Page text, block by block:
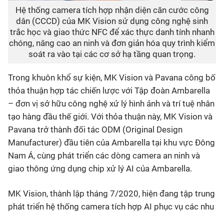
Hệ thống camera tích hợp nhận diện căn cước công
dân (CCCD) của MK Vision sử dụng công nghệ sinh
trắc học và giao thức NFC để xác thực danh tính nhanh
chóng, nâng cao an ninh và đơn giản hóa quy trình kiểm
soát ra vào tại các cơ sở hạ tầng quan trọng.
Trong khuôn khổ sự kiện, MK Vision và Pavana công bố
thỏa thuận hợp tác chiến lược với Tập đoàn Ambarella
– đơn vị sở hữu công nghệ xử lý hình ảnh và trí tuệ nhân
tạo hàng đầu thế giới. Với thỏa thuận này, MK Vision và
Pavana trở thành đối tác ODM (Original Design
Manufacturer) đầu tiên của Ambarella tại khu vực Đông
Nam Á, cùng phát triển các dòng camera an ninh và
giao thông ứng dụng chip xử lý AI của Ambarella.
MK Vision, thành lập tháng 7/2020, hiện đang tập trung
phát triển hệ thống camera tích hợp AI phục vụ các nhu